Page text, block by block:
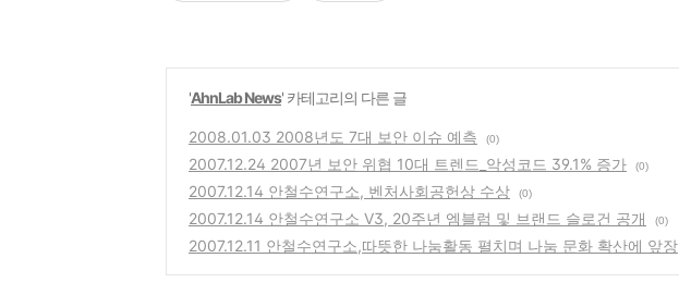
'AhnLab News' 카테고리의 다른 글
2008.01.03 2008년도 7대 보안 이슈 예측 (0)
2007.12.24 2007년 보안 위협 10대 트렌드_악성코드 39.1% 증가 (0)
2007.12.14 안철수연구소, 벤처사회공헌상 수상 (0)
2007.12.14 안철수연구소 V3, 20주년 엠블럼 및 브랜드 슬로건 공개 (0)
2007.12.11 안철수연구소,따뜻한 나눔활동 펼치며 나눔 문화 확산에 앞장